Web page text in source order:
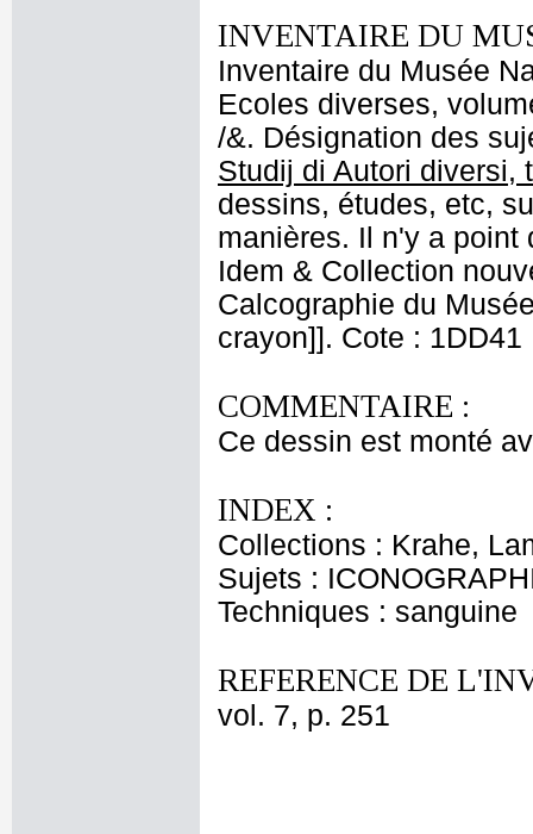
INVENTAIRE DU
Inventaire du Musée
Ecoles diverses,
/&. Désignation des
Studij di Autori diversi,
dessins, études, etc,
manières. Il n'y a point
Idem & Collection
Calcographie du
crayon]]. Cote : 1DD41
COMMENTAIRE :
Ce dessin est monté
INDEX :
Collections : Krahe,
Sujets :
Techniques : sanguine
REFERENCE DE
vol. 7, p. 251